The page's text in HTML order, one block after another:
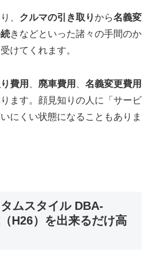
、 クルマの引き取りから名義変
きなどといった諸々の手間のか
けてくれます。
費用 廃車費用
名義変更費用
ます。顔見知りの人に「サービ
にくい状態になることもありま
ムスタイル DBA-
H26）を出来るだけ高